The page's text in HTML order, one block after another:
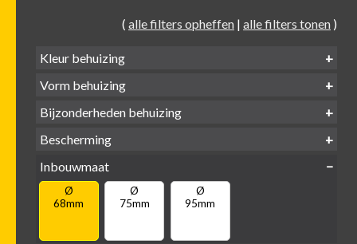
( alle filters opheffen | alle filters tonen )
Kleur behuizing
Zwart Wit
Vorm behuizing
Vierkant
Bijzonderheden behuizing
Bescherming
IP65 water-
Inbouwmaat
Ø
68mm
Ø
75mm
Ø
95mm